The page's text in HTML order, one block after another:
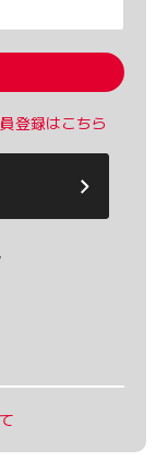
登録はこちら